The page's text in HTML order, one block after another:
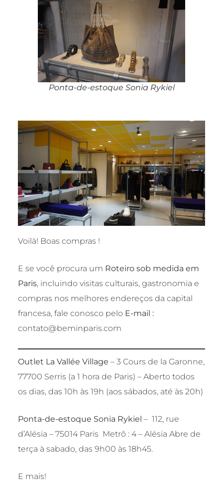
Ponta-de-estoque Sonia Rykiel
Voilà! Boas compras !
E se você procura um Roteiro sob medida em
Paris, incluindo visitas culturais, gastronomia e
compras nos melhores endereços da capital
francesa, fale conosco pelo E-mail :
contato@beminparis.com
Outlet La Vallée Village – 3 Cours de la Garonne,
77700 Serris (a 1 hora de Paris) – Aberto todos
os dias, das 10h às 19h (aos sábados, até às 20h)
Ponta-de-estoque Sonia Rykiel – 112, rue
d’Alésia – 75014 Paris Metrô : 4 – Alésia Abre de
terça à sabado, das 9h00 às 18h45.
E mais!